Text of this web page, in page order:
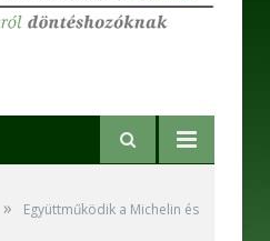
»
Együttműködik a Michelin és